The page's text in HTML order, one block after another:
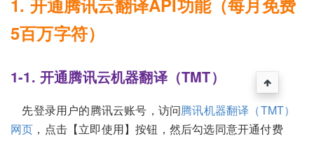
1. 开通腾讯云翻译API功能（每月免费
5百万字符）
1-1. 开通腾讯云机器翻译（TMT）
先登录用户的腾讯云账号，访问腾讯机器翻译（TMT）
网页 ，点击【立即使用】按钮，然后勾选同意开通付费